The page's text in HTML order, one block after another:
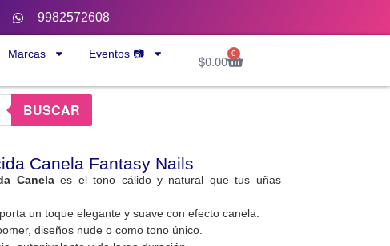
9982572608
Marcas Eventos 📷 $0.00 0
BUSCAR
Canela Fantasy Nails
Canelaes el tono cálido y natural que tus uñas
un toque elegante y suave con efecto canela.
diseños nude o como tono único.